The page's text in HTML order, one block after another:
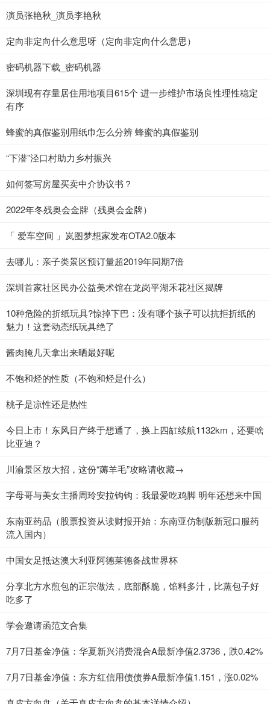
演员张艳秋_演员李艳秋
定向非定向什么意思呀（定向非定向什么意思）
密码机器下载_密码机器
深圳现有存量居住用地项目615个 进一步维护市场良性理性稳定
有序
蜂蜜的真假鉴别用纸巾怎么分辨 蜂蜜的真假鉴别
“下潜”泾口村助力乡村振兴
如何签写房屋买卖中介协议书？
2022年冬残奥会金牌（残奥会金牌）
「 爱车空间 」岚图梦想家发布OTA2.0版本
去哪儿：亲子类景区预订量超2019年同期7倍
深圳首家社区民办公益美术馆在龙岗平湖禾花社区揭牌
10种危险的折纸玩具?惊掉下巴：没有哪个孩子可以抗拒折纸的
魅力！这套动态纸玩具绝了
酱肉腌几天拿出来晒最好呢
不饱和烃的性质（不饱和烃是什么）
桃子是凉性还是热性
今日上市！东风日产终于想通了，换上四缸续航1132km，还要啥
比亚迪？
川渝景区放大招，这份“薅羊毛”攻略请收藏→
字母哥与美女主播周玲安拉钩钩：我最爱吃鸡脚 明年还想来中国
东南亚药品（股票投资从读财报开始：东南亚仿制版新冠口服药
流入国内）
中国女足抵达澳大利亚阿德莱德备战世界杯
分享北方水煎包的正宗做法，底部酥脆，馅料多汁，比蒸包子好
吃多了
学会邀请函范文合集
7月7日基金净值：华夏新兴消费混合A最新净值2.3736，跌0.42%
7月7日基金净值：东方红信用债债券A最新净值1.151，涨0.02%